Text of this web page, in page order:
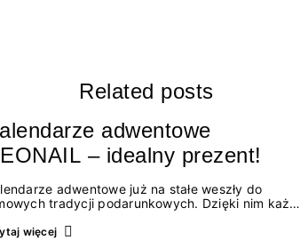
Related posts
adwentowe
– idealny prezent!
adwentowe już na stałe weszły do
tradycji podarunkowych. Dzięki nim każdy
możesz wybierać pomiędzy dwoma
więcej